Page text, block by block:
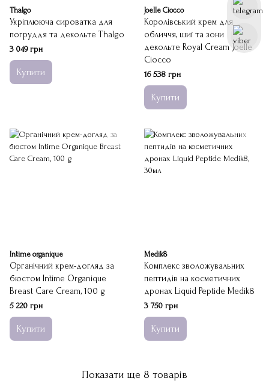
Thalgo
Укріплююча сироватка для
погруддя та декольте Thalgo
3 049 грн
Купити
Joelle Ciocco
Королівський крем для
обличчя, шиї та зони
декольте Royal Cream Joеlle
Ciocco
16 538 грн
Купити
Intime organique
Органічний крем-догляд за
бюстом Intime Organique
Breast Care Cream, 100 g
5 220 грн
Купити
Medik8
Комплекс зволожувальних
пептидів на косметичних
дронах Liquid Peptide Medik8
3 750 грн
Купити
Показати ще 8 товарів